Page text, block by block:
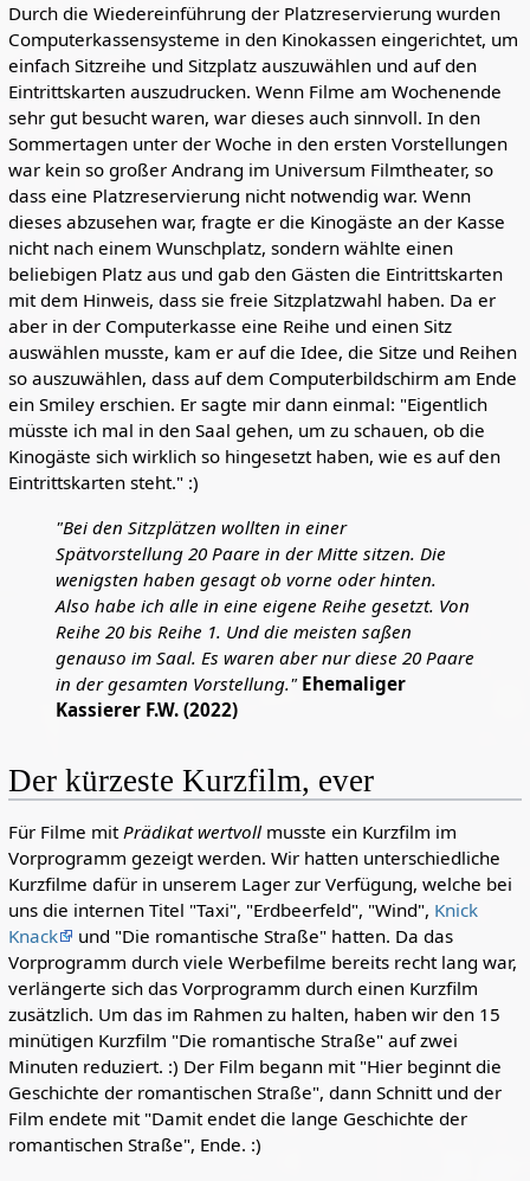
Durch die Wiedereinführung der Platzreservierung wurden
Computerkassensysteme in den Kinokassen eingerichtet, um
einfach Sitzreihe und Sitzplatz auszuwählen und auf den
Eintrittskarten auszudrucken. Wenn Filme am Wochenende
sehr gut besucht waren, war dieses auch sinnvoll. In den
Sommertagen unter der Woche in den ersten Vorstellungen
war kein so großer Andrang im Universum Filmtheater, so
dass eine Platzreservierung nicht notwendig war. Wenn
dieses abzusehen war, fragte er die Kinogäste an der Kasse
nicht nach einem Wunschplatz, sondern wählte einen
beliebigen Platz aus und gab den Gästen die Eintrittskarten
mit dem Hinweis, dass sie freie Sitzplatzwahl haben. Da er
aber in der Computerkasse eine Reihe und einen Sitz
auswählen musste, kam er auf die Idee, die Sitze und Reihen
so auszuwählen, dass auf dem Computerbildschirm am Ende
ein Smiley erschien. Er sagte mir dann einmal: "Eigentlich
müsste ich mal in den Saal gehen, um zu schauen, ob die
Kinogäste sich wirklich so hingesetzt haben, wie es auf den
Eintrittskarten steht." :)
"Bei den Sitzplätzen wollten in einer
Spätvorstellung 20 Paare in der Mitte sitzen. Die
wenigsten haben gesagt ob vorne oder hinten.
Also habe ich alle in eine eigene Reihe gesetzt. Von
Reihe 20 bis Reihe 1. Und die meisten saßen
genauso im Saal. Es waren aber nur diese 20 Paare
in der gesamten Vorstellung." Ehemaliger
Kassierer F.W. (2022)
Der kürzeste Kurzfilm, ever
Für Filme mit Prädikat wertvollmusste ein Kurzfilm im
Vorprogramm gezeigt werden. Wir hatten unterschiedliche
Kurzfilme dafür in unserem Lager zur Verfügung, welche bei
uns die internen Titel "Taxi", "Erdbeerfeld", "Wind", Knick
Knack
und "Die romantische Straße" hatten. Da das
Vorprogramm durch viele Werbefilme bereits recht lang war,
verlängerte sich das Vorprogramm durch einen Kurzfilm
zusätzlich. Um das im Rahmen zu halten, haben wir den 15
minütigen Kurzfilm "Die romantische Straße" auf zwei
Minuten reduziert. :) Der Film begann mit "Hier beginnt die
Geschichte der romantischen Straße", dann Schnitt und der
Film endete mit "Damit endet die lange Geschichte der
romantischen Straße", Ende. :)